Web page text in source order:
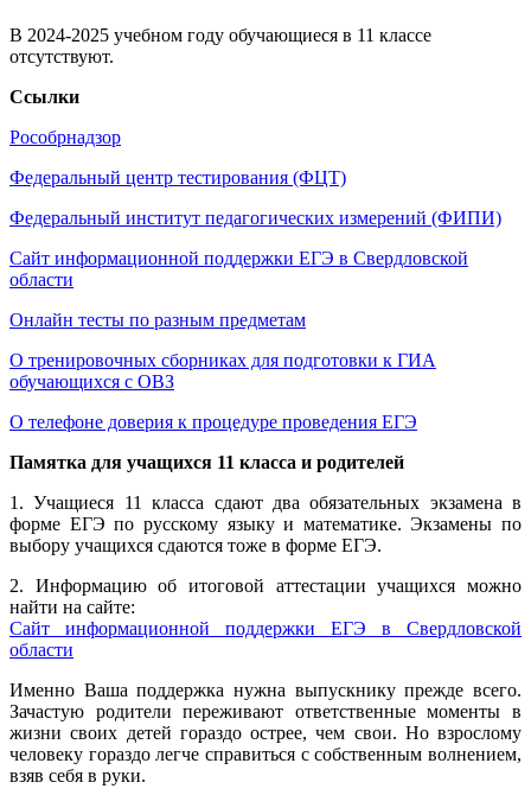
В 2024-2025 учебном году обучающиеся в 11 классе
отсутствуют.
Ссылки
Рособрнадзор
Федеральный центр тестирования (ФЦТ)
Федеральный институт педагогических измерений (ФИПИ)
Сайт информационной поддержки ЕГЭ в Свердловской
области
Онлайн тесты по разным предметам
О тренировочных сборниках для подготовки к ГИА
обучающихся с ОВЗ
О телефоне доверия к процедуре проведения ЕГЭ
Памятка для учащихся 11 класса и родителей
1. Учащиеся 11 класса сдают два обязательных экзамена в
форме ЕГЭ по русскому языку и математике. Экзамены по
выбору учащихся сдаются тоже в форме ЕГЭ.
2. Информацию об итоговой аттестации учащихся можно
найти на сайте:
Сайт информационной поддержки ЕГЭ в Свердловской
области
Именно Ваша поддержка нужна выпускнику прежде всего.
Зачастую родители переживают ответственные моменты в
жизни своих детей гораздо острее, чем свои. Но взрослому
человеку гораздо легче справиться с собственным волнением,
взяв себя в руки.